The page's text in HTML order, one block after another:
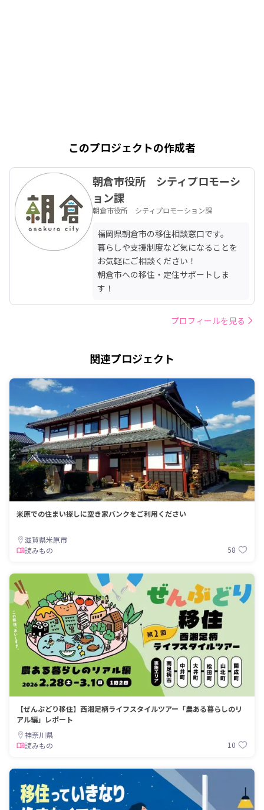
このプロジェクトの作成者
朝倉市役所 シティプロモーシ
ョン課
朝倉市役所 シティプロモーション課
福岡県朝倉市の移住相談窓口です。
暮らしや支援制度など気になることを
お気軽にご相談ください！
朝倉市への移住・定住サポートしま
す！
プロフィールを見る
関連プロジェクト
米原での住まい探しに空き家バンクをご利用ください
滋賀県米原市
読みもの
58
【ぜんぶどり移住】西湘足柄ライフスタイルツアー「農ある暮らしのリ
アル編」レポート
神奈川県
読みもの
10